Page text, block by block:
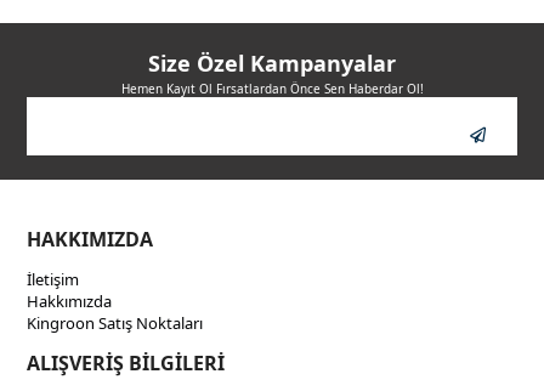
Size Özel Kampanyalar
Hemen Kayıt Ol Fırsatlardan Önce Sen Haberdar Ol!
HAKKIMIZDA
İletişim
Hakkımızda
Kingroon Satış Noktaları
ALIŞVERİŞ BİLGİLERİ